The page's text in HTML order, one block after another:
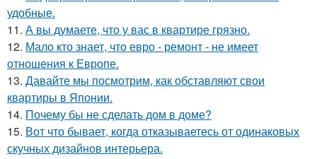
удобные.
11. А вы думаете, что у вас в квартире грязно.
12. Мало кто знает, что евро - ремонт - не имеет
отношения к Европе.
13. Давайте мы посмотрим, как обставляют свои
квартиры в Японии.
14. Почему бы не сделать дом в доме?
15. Вот что бывает, когда отказываетесь от одинаковых
скучных дизайнов интерьера.